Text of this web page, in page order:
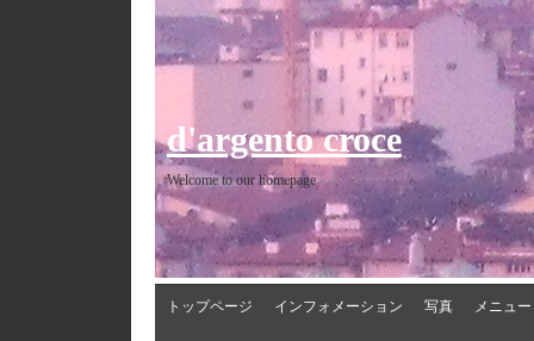
d'argento croce
Welcome to our homepage
トップページ インフォメーション 写真 メニュー